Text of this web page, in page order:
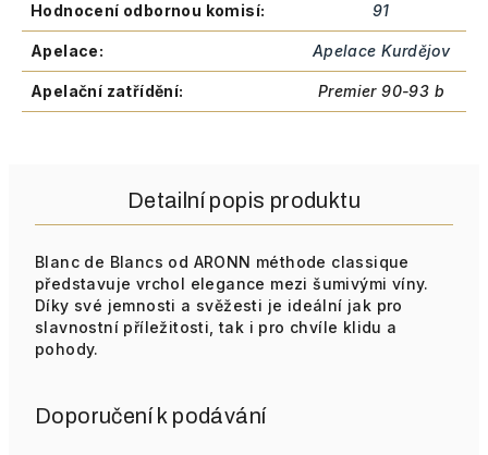
Hodnocení odbornou komisí: 91
Apelace: Apelace Kurdějov
Apelační zatřídění: Premier 90-93 b
Detailní popis produktu
Blanc de Blancs od ARONN méthode classique
představuje vrchol elegance mezi šumivými víny.
Díky své jemnosti a svěžesti je ideální jak pro
slavnostní příležitosti, tak i pro chvíle klidu a
pohody.
Doporučení k podávání